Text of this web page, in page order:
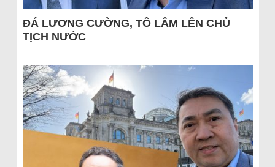
ĐÁ LƯƠNG CƯỜNG, TÔ LÂM LÊN CHỦ
TỊCH NƯỚC